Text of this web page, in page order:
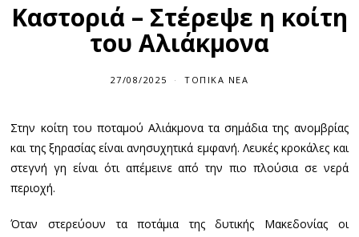
Καστοριά – Στέρεψε η κοίτη
του Αλιάκμονα
27/08/2025 ΤΟΠΙΚΆ ΝΈΑ
Στην κοίτη του ποταμού Αλιάκμονα τα σημάδια της ανομβρίας
και της ξηρασίας είναι ανησυχητικά εμφανή. Λευκές κροκάλες και
στεγνή γη είναι ότι απέμεινε από την πιο πλούσια σε νερά
περιοχή.
Όταν στερεύουν τα ποτάμια της δυτικής Μακεδονίας οι